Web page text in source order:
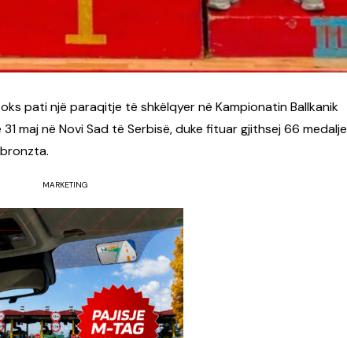
pati një paraqitje të shkëlqyer në Kampionatin Ballkanik
maj në Novi Sad të Serbisë, duke fituar gjithsej 66 medalje
MARKETING